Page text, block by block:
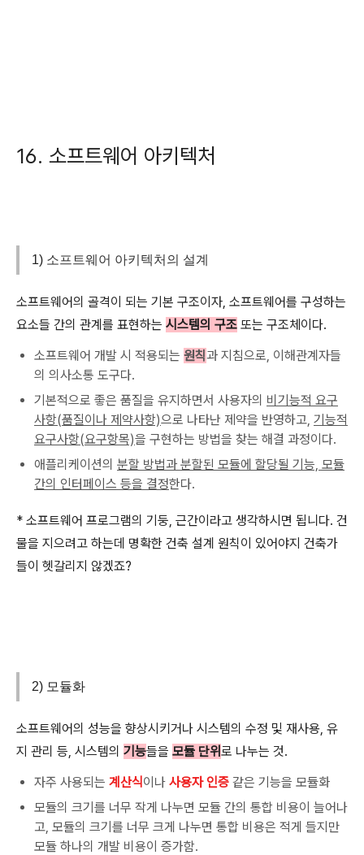
16. 소프트웨어 아키텍처
1) 소프트웨어 아키텍처의 설계
소프트웨어의 골격이 되는 기본 구조이자, 소프트웨어를 구성하는
요소들 간의 관계를 표현하는 시스템의 구조 또는 구조체이다.
소프트웨어 개발 시 적용되는 원칙과 지침으로, 이해관계자들
의 의사소통 도구다.
기본적으로 좋은 품질을 유지하면서 사용자의 비기능적 요구
사항(품질이나 제약사항)으로 나타난 제약을 반영하고, 기능적
요구사항(요구항목)을 구현하는 방법을 찾는 해결 과정이다.
애플리케이션의 분할 방법과 분할된 모듈에 할당될 기능, 모듈
간의 인터페이스 등을 결정한다.
* 소프트웨어 프로그램의 기둥, 근간이라고 생각하시면 됩니다. 건
물을 지으려고 하는데 명확한 건축 설계 원칙이 있어야지 건축가
들이 헷갈리지 않겠죠?
2) 모듈화
소프트웨어의 성능을 향상시키거나 시스템의 수정 및 재사용, 유
지 관리 등, 시스템의 기능들을 모듈 단위로 나누는 것.
자주 사용되는 계산식 이나 사용자 인증 같은 기능을 모듈화
모듈의 크기를 너무 작게 나누면 모듈 간의 통합 비용이 늘어나
고, 모듈의 크기를 너무 크게 나누면 통합 비용은 적게 들지만
모듈 하나의 개발 비용이 증가함.